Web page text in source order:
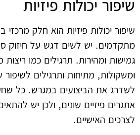
שיפור יכולות פיזיות
שיפור יכולות פיזיות הוא חלק מרכזי
מתקדמים. יש לשים דגש על חיזוק
גמישות ומהירות. תרגילים כמו ריצות
ומשקולות, מתיחות ותרגילים לשיפור
לשדרג את הביצועים במגרש. כל
אתגרים פיזיים שונים, ולכן יש
לצרכים האישיים.